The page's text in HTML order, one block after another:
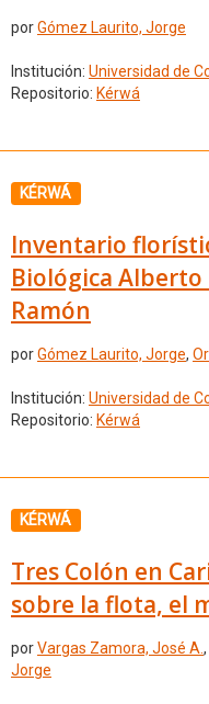
porGómez Laurito, Jorge
Institución: Universidad de
Repositorio: Kérwá
KÉRWÁ
Inventario
Biológica Alberto
Ramón
porGómez Laurito, Jorge,
Institución: Universidad de
Repositorio: Kérwá
KÉRWÁ
Tres Colón en
sobre la flota, el
porVargas Zamora, José A.,
Jorge